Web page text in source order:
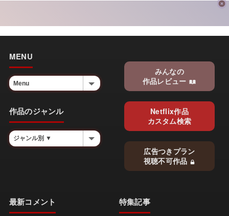
MENU
作品のジャンル
みんなの
作品レビュー
Netflix作品
カスタム検索
広告つきプラン
視聴不可作品
最新コメント 特集記事